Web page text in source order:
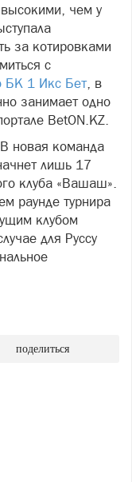
чем у
за котировками
с
БК 1 Икс Бет, в
занимает одно
BetON.KZ.
новая команда
лишь 17
клуба «Вашаш».
раунде турнира
клубом
для Руссу
поделиться